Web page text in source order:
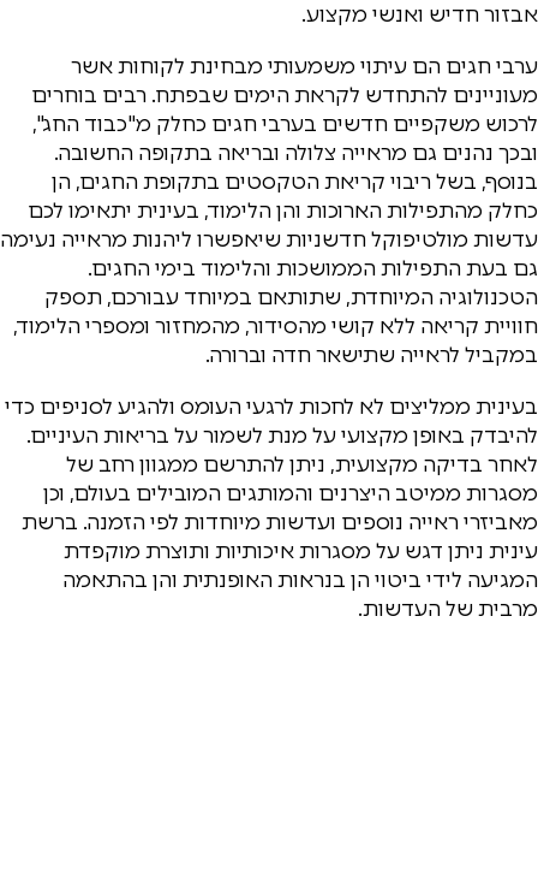
אבזור חדיש ואנשי מקצוע.
ערבי חגים הם עיתוי משמעותי מבחינת לקוחות אשר
מעוניינים להתחדש לקראת הימים שבפתח. רבים בוחרים
לרכוש משקפיים חדשים בערבי חגים כחלק מ"כבוד החג",
ובכך נהנים גם מראייה צלולה ובריאה בתקופה החשובה.
בנוסף, בשל ריבוי קריאת הטקסטים בתקופת החגים, הן
כחלק מהתפילות הארוכות והן הלימוד, בעינית יתאימו לכם
עדשות מולטיפוקל חדשניות שיאפשרו ליהנות מראייה נעימה
גם בעת התפילות הממושכות והלימוד בימי החגים.
הטכנולוגיה המיוחדת, שתותאם במיוחד עבורכם, תספק
חוויית קריאה ללא קושי מהסידור, מהמחזור ומספרי הלימוד,
במקביל לראייה שתישאר חדה וברורה.
בעינית ממליצים לא לחכות לרגעי העומס ולהגיע לסניפים כדי
להיבדק באופן מקצועי על מנת לשמור על בריאות העיניים.
לאחר בדיקה מקצועית, ניתן להתרשם ממגוון רחב של
מסגרות ממיטב היצרנים והמותגים המובילים בעולם, וכן
מאביזרי ראייה נוספים ועדשות מיוחדות לפי הזמנה. ברשת
עינית ניתן דגש על מסגרות איכותיות ותוצרת מוקפדת
המגיעה לידי ביטוי הן בנראות האופנתית והן בהתאמה
מרבית של העדשות.